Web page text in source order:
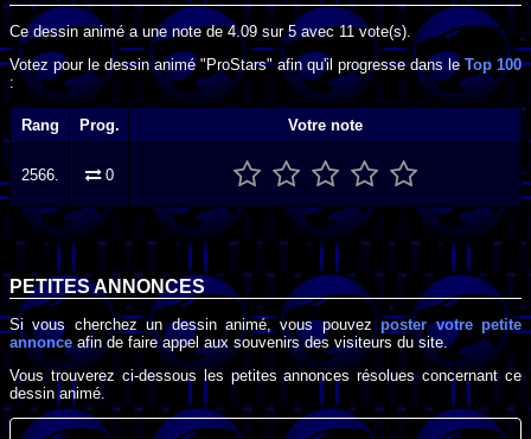
Ce dessin animé a une note de4.09 sur5 avec11vote(s).
Votez pour le dessin animé "ProStars" afin qu'il progresse dans le Top 100
:
Rang Prog. Votre note
2566. 0
PETITES ANNONCES
Si vous cherchez un dessin animé, vous pouvezposter votre petite
annonceafin de faire appel aux souvenirs des visiteurs du site.
Vous trouverez ci-dessous les petites annonces résolues concernant ce
dessin animé.